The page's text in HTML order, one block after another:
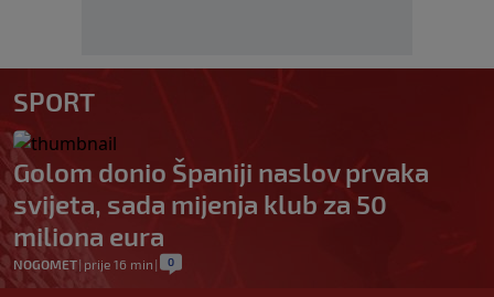
SPORT
Golom donio Španiji naslov prvaka
svijeta, sada mijenja klub za 50
miliona eura
NOGOMET| prije 16 min | 0